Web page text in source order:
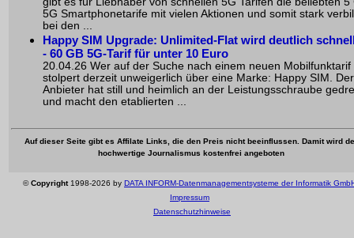
5G Smartphonetarife mit vielen Aktionen und somit stark
bei den ...
Happy SIM Upgrade: Unlimited-Flat wird deutlich
- 60 GB 5G-Tarif für unter 10 Euro
20.04.26 Wer auf der Suche nach einem neuen Mobilfunktarif
stolpert derzeit unweigerlich über eine Marke: Happy SIM. Der
Anbieter hat still und heimlich an der Leistungsschraube
und macht den etablierten ...
Auf dieser Seite gibt es Affilate Links, die den Preis nicht beeinflussen. Damit wird
hochwertige Journalismus kostenfrei angeboten
©Copyright1998-2026 by DATA INFORM-Datenmanagementsysteme der Informatik
Impressum
Datenschutzhinweise